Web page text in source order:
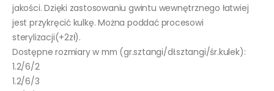
jakości. Dzięki zastosowaniu gwintu wewnętrznego łatwiej
jest przykręcić kulkę. Można poddać procesowi
sterylizacji(+2zł).
Dostępne rozmiary w mm (gr.sztangi/dł.sztangi/śr.kulek):
1.2/6/2
1.2/6/3